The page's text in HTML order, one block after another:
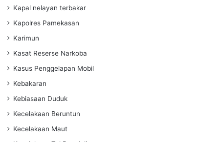
Kapal nelayan terbakar
Kapolres Pamekasan
Karimun
Kasat Reserse Narkoba
Kasus Penggelapan Mobil
Kebakaran
Kebiasaan Duduk
Kecelakaan Beruntun
Kecelakaan Maut